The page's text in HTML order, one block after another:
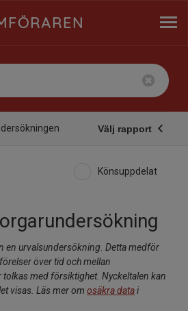
Välj rapport
Könsuppdelat
en urvalsundersökning. Detta medför
över tid och mellan
med försiktighet. Nyckeltalen kan
visas. Läs mer om osäkra datai